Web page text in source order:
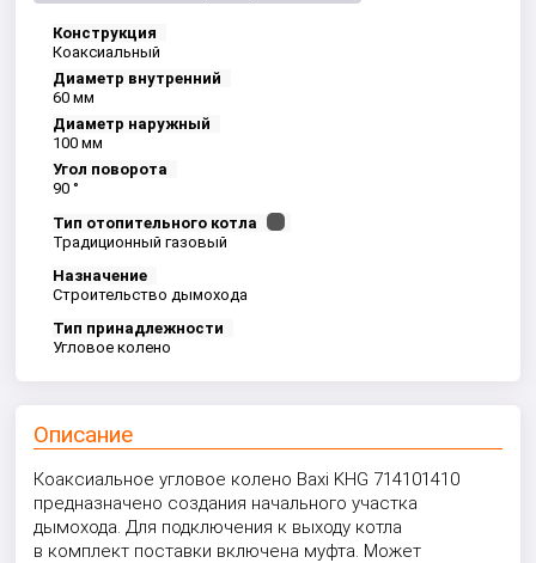
Конструкция
Коаксиальный
Диаметр внутренний
60 мм
Диаметр наружный
100 мм
Угол поворота
90 °
Тип отопительного котла
Традиционный газовый
Назначение
Строительство дымохода
Тип принадлежности
Угловое колено
Описание
Коаксиальное угловое колено Baxi KHG 714101410
предназначено создания начального участка
дымохода. Для подключения к выходу котла
в комплект поставки включена муфта. Может